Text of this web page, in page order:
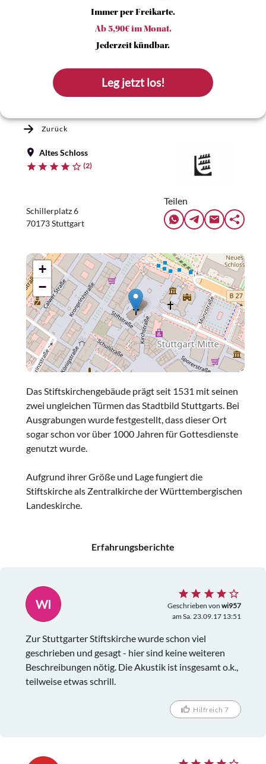
Immer per Freikarte.
Ab 5,90€ im Monat.
Jederzeit kündbar.
Leg jetzt los!
Zurück
Altes Schloss
(2)
Schillerplatz 6
70173 Stuttgart
Teilen
+
−
Das Stiftskirchengebäude prägt seit 1531 mit seinen
zwei ungleichen Türmen das Stadtbild Stuttgarts. Bei
Ausgrabungen wurde festgestellt, dass dieser Ort
sogar schon vor über 1000 Jahren für Gottesdienste
genutzt wurde.
Aufgrund ihrer Größe und Lage fungiert die
Stiftskirche als Zentralkirche der Württembergischen
Landeskirche.
Erfahrungsberichte
WI Geschrieben von wi957
am Sa. 23.09.17 13:51
Zur Stuttgarter Stiftskirche wurde schon viel
geschrieben und gesagt - hier sind keine weiteren
Beschreibungen nötig. Die Akustik ist insgesamt o.k.,
teilweise etwas schrill.
Hilfreich 7